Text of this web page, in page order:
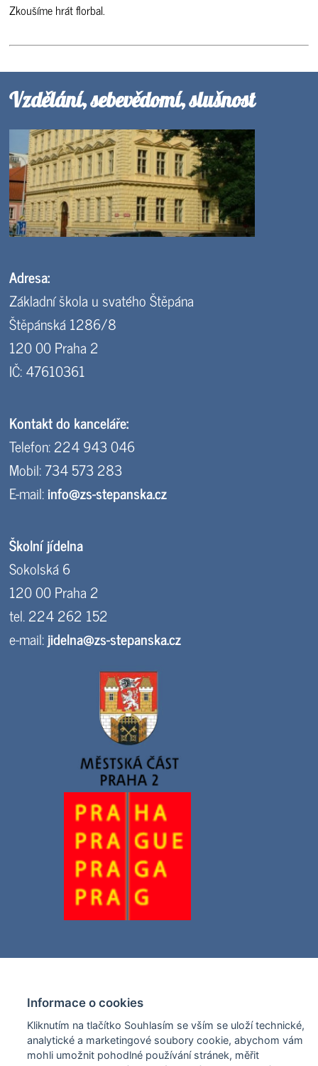
Zkoušíme hrát florbal.
Vzdělání, sebevědomí, slušnost
Adresa:
Základní škola u svatého Štěpána
Štěpánská 1286/8
120 00 Praha 2
IČ: 47610361
Kontakt do kanceláře:
Telefon: 224 943 046
Mobil: 734 573 283
E-mail:info@zs-stepanska.cz
Školní jídelna
Sokolská 6
120 00 Praha 2
tel. 224 262 152
e-mail:jidelna@zs-stepanska.cz
Informace o cookies
Kliknutím na tlačítko Souhlasím se vším se uloží technické,
analytické a marketingové soubory cookie, abychom vám
mohli umožnit pohodlné používání stránek, měřit